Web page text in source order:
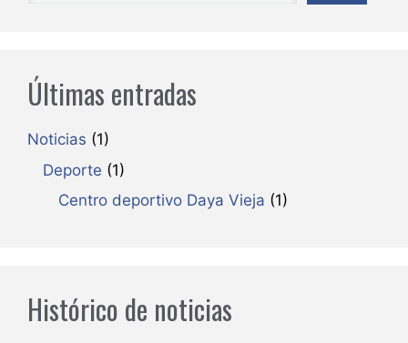
Últimas entradas
Noticias (1)
Deporte (1)
Centro deportivo Daya Vieja (1)
Histórico de noticias